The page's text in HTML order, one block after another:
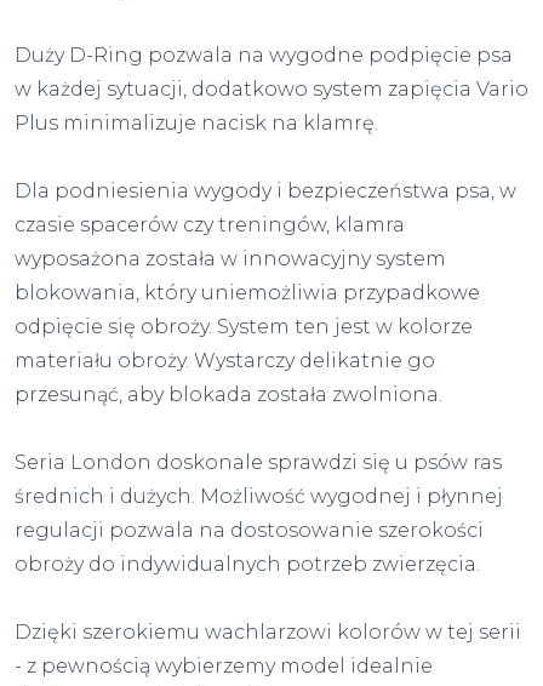
Duży D-Ring pozwala na wygodne podpięcie psa
w każdej sytuacji, dodatkowo system zapięcia Vario
Plus minimalizuje nacisk na klamrę.
Dla podniesienia wygody i bezpieczeństwa psa, w
czasie spacerów czy treningów, klamra
wyposażona została w innowacyjny system
blokowania, który uniemożliwia przypadkowe
odpięcie się obroży. System ten jest w kolorze
materiału obroży. Wystarczy delikatnie go
przesunąć, aby blokada została zwolniona.
Seria London doskonale sprawdzi się u psów ras
średnich i dużych. Możliwość wygodnej i płynnej
regulacji pozwala na dostosowanie szerokości
obroży do indywidualnych potrzeb zwierzęcia.
Dzięki szerokiemu wachlarzowi kolorów w tej serii
- z pewnością wybierzemy model idealnie